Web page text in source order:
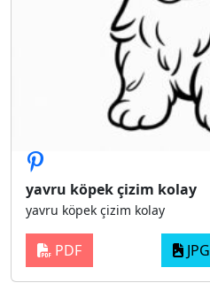
yavru köpek çizim kolay
yavru köpek çizim kolay
PDF JPG